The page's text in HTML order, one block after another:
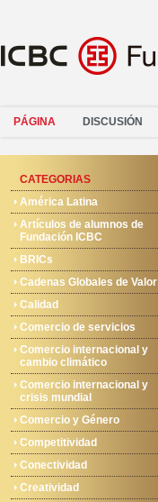
PÁGINA DISCUSIÓN
CATEGORIAS
América Latina
Artículos de alumnos de
Fundación ICBC
BRICs
Cadenas Globales de Valor
Calidad
Comercio de servicios
Comercio internacional y
cambio climático
Comercio internacional y
crisis mundial
Comercio y Género
Competitividad
Conectividad
Creatividad